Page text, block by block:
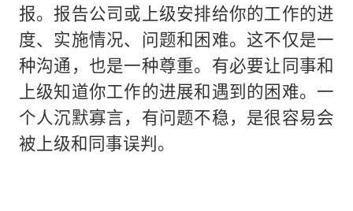
报。报告公司或上级安排给你的工作的进
度、实施情况、问题和困难。这不仅是一
种沟通，也是一种尊重。有必要让同事和
上级知道你工作的进展和遇到的困难。一
个人沉默寡言，有问题不稳，是很容易会
被上级和同事误判。